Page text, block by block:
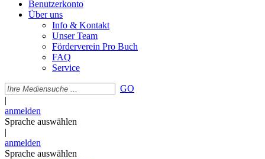
Benutzerkonto
Über uns
Info & Kontakt
Unser Team
Förderverein Pro Buch
FAQ
Service
GO
|
anmelden
Sprache auswählen
|
anmelden
Sprache auswählen